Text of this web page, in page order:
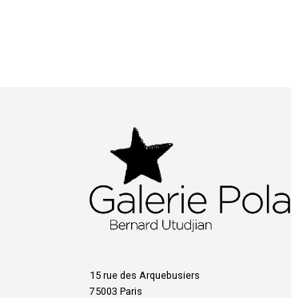
15 rue des Arquebusiers
75003 Paris